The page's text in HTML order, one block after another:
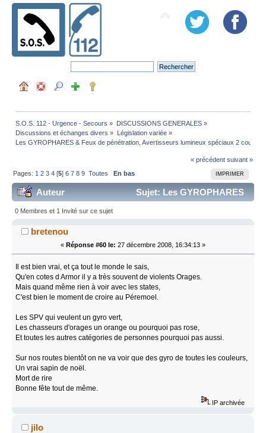
S.O.S. 112 - Urgence - Secours » DISCUSSIONS GENERALES»
Discussions et échanges divers » Législation variée»
Les GYROPHARES & Feux de pénétration, Avertisseurs lumineux spéciaux 2
« précédent suivant »
IMPRIMER
Pages: 1 2 3 4 [5]6 7 8 9 Toutes En bas
Auteur
Sujet: Les GYROPHARES
& Feux de pénétration, Avertisseurs lumineux spéciaux
2 couleurs (bleu & orange). (Lu 325053 fois)
0 Membres et 1 Invité sur ce sujet
bretenou
« Réponse #60 le: 27 décembre 2008, 16:34:13 »
Il est bien vrai, et ça tout le monde le sais,
Qu'en cotes d Armor il y a très souvent de violents Orages.
Mais quand même rien à voir avec les states,
C'est bien le moment de croire au Péremoel.
Les SPV qui veulent un gyro vert,
Les chasseurs d'orages un orange ou pourquoi pas rose,
Et toutes les autres catégories de personnes pourquoi pas aussi.
Sur nos routes bientôt on ne va voir que des gyro de toutes les couleurs,
Un vrai sapin de noël.
Mort de rire
Bonne fête tout de même.
IP archivée
jilo